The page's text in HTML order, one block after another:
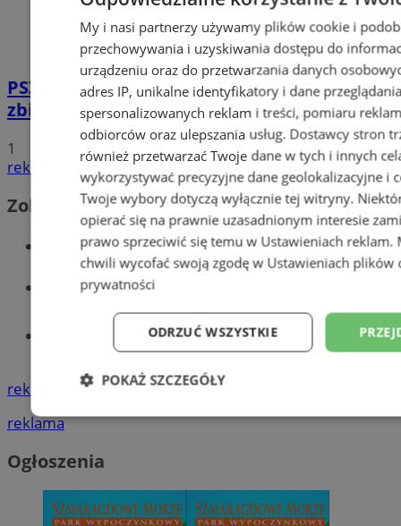
PSZOK w Wodzisławiu: selektywne
zbieranie odpadów tekstylnych w gminach
1
reklama
Zobacz również
Wiadomości kryminalne w Wodzisławiu
Wiadomości lokalne
Tworzenie stron www - Wodzisław
reklama
reklama
Ogłoszenia
My i nasi partnerzy używamy plików cookie i
przechowywania i uzyskiwania dostępu do
urządzeniu oraz do przetwarzania danych
adres IP, unikalne identyfikatory i dane
spersonalizowanych reklam i treści, pomiaru
odbiorców oraz ulepszania usług. Dostawcy stron
również przetwarzać Twoje dane w tych i innych
wykorzystywać precyzyjne dane geolokalizacyjne i
Twoje wybory dotyczą wyłącznie tej witryny.
opierać się na prawnie uzasadnionym interesie
prawo sprzeciwić się temu w Ustawieniach reklam.
chwili wycofać swoją zgodę w Ustawieniach plików
prywatności
ODRZUĆ WSZYSTKIE
POKAŻ SZCZEGÓŁY
Niezbędne Wydajność
Niesklasyfikowane